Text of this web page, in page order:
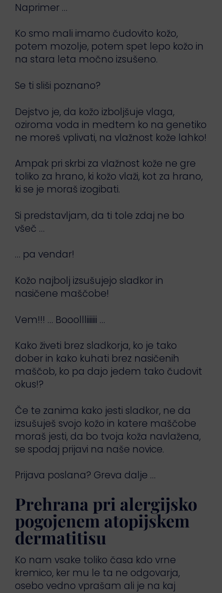
Naprimer …
Ko smo mali imamo čudovito kožo,
potem mozolje, potem spet lepo kožo in
na stara leta močno izsušeno.
Se ti sliši poznano?
Dejstvo je, da kožo izboljšuje vlaga,
oziroma voda in medtem ko na genetiko
ne moreš vplivati, na vlažnost kože lahko!
Ampak pri skrbi za vlažnost kože ne gre
toliko za hrano, ki kožo vlaži, kot za hrano,
ki se je moraš izogibati.
Si predstavljam, da ti tole zdaj ne bo
všeč …
… pa vendar!
Kožo najbolj izsušujejo sladkor in
nasičene maščobe!
Vem!!! … Booollliiiiiii …
Kako živeti brez sladkorja, ko je tako
dober in kako kuhati brez nasičenih
maščob, ko pa dajo jedem tako čudovit
okus!?
Če te zanima kako jesti sladkor, ne da
izsušuješ svojo kožo in katere maščobe
moraš jesti, da bo tvoja koža navlažena,
se spodaj prijavi na naše novice.
Prijava poslana? Greva dalje …
Prehrana pri alergijsko
pogojenem atopijskem
dermatitisu
Ko nam vsake toliko časa kdo vrne
kremico, ker mu le ta ne odgovarja,
osebo vedno vprašam ali je na kaj